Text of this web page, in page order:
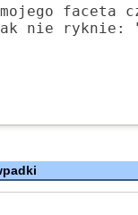
mojego faceta
nie ryknie: